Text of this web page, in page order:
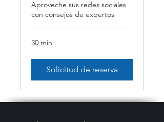
Aproveche sus redes sociales
con consejos de expertos
30 min
Solicitud de reserva